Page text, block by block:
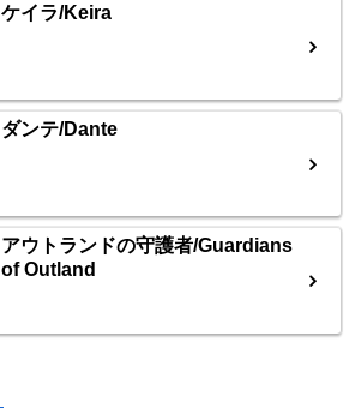
ケイラ/Keira
ダンテ/Dante
アウトランドの守護者/Guardians
of Outland